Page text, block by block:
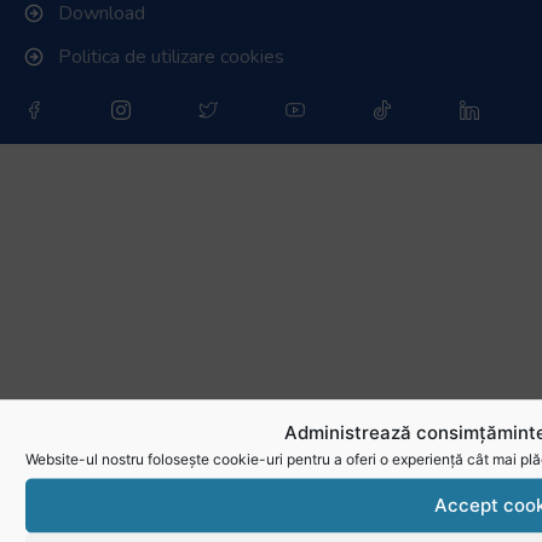
Administrează
Website-ul nostru folosește cookie-uri pentru a oferi o experiență cât mai
Accept
Download
Politica de utilizare cookies